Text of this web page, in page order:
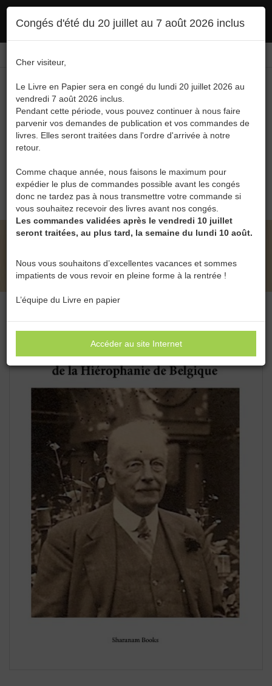
l'utilisation :politique en matière de confidentialité Accepter
Congés d'été du 20 juillet au 7 août 2026 inclus
Cher visiteur,
Le Livre en Papier sera en congé du lundi 20 juillet 2026 au
vendredi 7 août 2026 inclus.
Pendant cette période, vous pouvez continuer à nous faire
parvenir vos demandes de publication et vos commandes de
livres. Elles seront traitées dans l'ordre d'arrivée à notre
retour.
Comme chaque année, nous faisons le maximum pour
expédier le plus de commandes possible avant les congés
donc ne tardez pas à nous transmettre votre commande si
vous souhaitez recevoir des livres avant nos congés.
Les commandes validées après le vendredi 10 juillet
seront traitées, au plus tard, la semaine du lundi 10 août.
Nous vous souhaitons d’excellentes vacances et sommes
impatients de vous revoir en pleine forme à la rentrée !
L’équipe du Livre en papier
Accéder au site Internet
Menu
0
LE LIVRE EN PAPIER • FRANS WITTEMANS ET
LES COMPAGNONS DE LA HIÉROPHANIE DE
BELGIQUE DE CHRISTIAN VANDEKERKHOVE